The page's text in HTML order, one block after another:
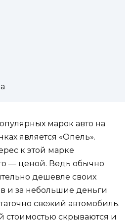
марок авто на
является «Опель».
к этой марке
— ценой. Ведь обычно
дешевле своих
и за небольшие деньги
свежий автомобиль.
стоимостью скрываются и